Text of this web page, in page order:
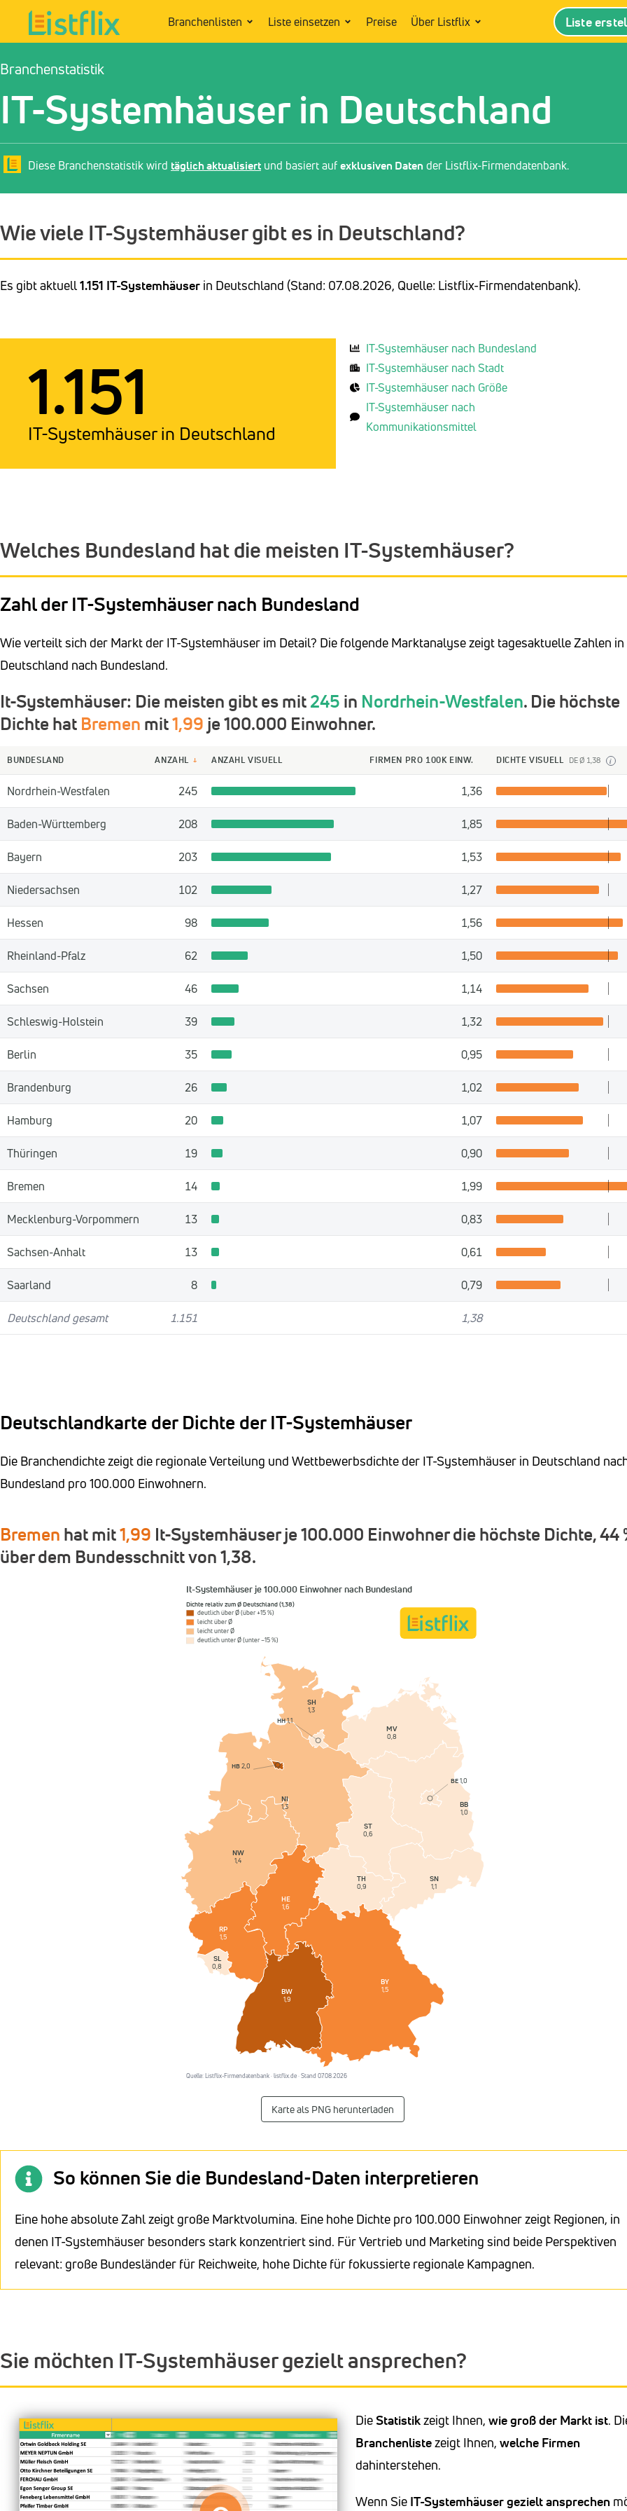
Branchenlisten Liste einsetzen Preise Über Listflix Liste
Branchenstatistik
IT-Systemhäuser in Deutschland
Diese Branchenstatistik wird täglich aktualisiert und basiert aufexklusiven Daten der Listflix-Firmendatenbank.
Wie viele IT-Systemhäuser gibt es in Deutschland?
Es gibt aktuell1.151 IT-Systemhäuser in Deutschland (Stand: 07.08.2026, Quelle: Listflix-Firmendatenbank).
1.151
IT-Systemhäuser in Deutschland
IT-Systemhäuser nach Bundesland
IT-Systemhäuser nach Stadt
IT-Systemhäuser nach Größe
IT-Systemhäuser nach
Kommunikationsmittel
Welches Bundesland hat die meisten IT-Systemhäuser?
Zahl der IT-Systemhäuser nach Bundesland
Wie verteilt sich der Markt der IT-Systemhäuser im Detail? Die folgende Marktanalyse zeigt tagesaktuelle Zahlen in
Deutschland nach Bundesland.
It-Systemhäuser: Die meisten gibt es mit245 in Nordrhein-Westfalen. Die höchste
Dichte hat Bremen mit1,99 je 100.000 Einwohner.
BUNDESLAND ANZAHL ↓ ANZAHL VISUELL FIRMEN PRO 100K EINW. DICHTE VISUELL DE Ø 1,38 i
Nordrhein-Westfalen 245 1,36
Baden-Württemberg 208 1,85
Bayern 203 1,53
Niedersachsen 102 1,27
Hessen 98 1,56
Rheinland-Pfalz 62 1,50
Sachsen 46 1,14
Schleswig-Holstein 39 1,32
Berlin 35 0,95
Brandenburg 26 1,02
Hamburg 20 1,07
Thüringen 19 0,90
Bremen 14 1,99
Mecklenburg-Vorpommern 13 0,83
Sachsen-Anhalt 13 0,61
Saarland 8 0,79
Deutschland gesamt 1.151 1,38
Deutschlandkarte der Dichte der IT-Systemhäuser
Die Branchendichte zeigt die regionale Verteilung und Wettbewerbsdichte der IT-Systemhäuser in Deutschland
Bundesland pro 100.000 Einwohnern.
Bremen hat mit1,99 It-Systemhäuser je 100.000 Einwohner die höchste Dichte, 44
über dem Bundesschnitt von 1,38.
It-Systemhäuser je 100.000 Einwohner nach Bundesland
Dichte relativ zum Ø Deutschland (1,38)
deutlich über Ø (über +15 %)
leicht über Ø
leicht unter Ø
deutlich unter Ø (unter −15 %)
BW
1,9
BY
1,5
BB
1,0
HE
1,6
MV
0,8
NI
1,3
NW
1,4
RP
1,5
SL
0,8
ST
0,6
SN
1,1
SH
1,3
TH
0,9
BE1,0
HB2,0
HH1,1
Quelle: Listflix-Firmendatenbank · listflix.de · Stand 07.08.2026
Karte als PNG herunterladen
So können Sie die Bundesland-Daten interpretieren
Eine hohe absolute Zahl zeigt große Marktvolumina. Eine hohe Dichte pro 100.000 Einwohner zeigt Regionen, in
denen IT-Systemhäuser besonders stark konzentriert sind. Für Vertrieb und Marketing sind beide Perspektiven
relevant: große Bundesländer für Reichweite, hohe Dichte für fokussierte regionale Kampagnen.
Sie möchten IT-Systemhäuser gezielt ansprechen?
DieStatistikzeigt Ihnen, wie groß der Markt ist.
Branchenlistezeigt Ihnen, welche Firmen
dahinterstehen.
Wenn Sie IT-Systemhäusergezielt ansprechen